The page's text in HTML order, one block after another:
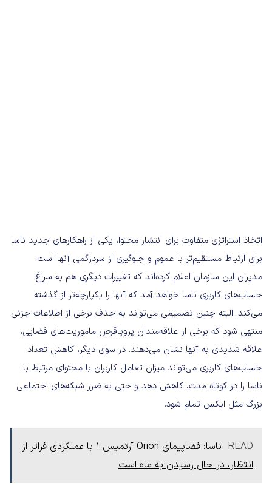
اتخاذ استراتژی متفاوت برای انتشار محتوا، یکی از راهکارهای جدید ناسا
برای ارتباط مستقیم‌تر با عموم و جلوگیری از سردرگمی آنها است.
مدیران این سازمان اعلام کرده‌اند که تغییرات دیگری هم به سراغ
حساب‌های کاربری ناسا خواهد آمد که آنها را یکپارچه‌تر از گذشته
می‌کند. البته چنین تصمیمی می‌تواند به حذف برخی از اطلاعات جزئی
منتهی شود که برخی از علاقه‌مندان پروپاقرص ماموریت‌های فضایی،
علاقه شدیدی به آنها نشان می‌دهند. در سوی دیگر، کاهش تعداد
حساب‌های کاربری می‌تواند میزان تعامل کاربران با محتوای مرتبط با
ناسا را در کوتاه مدت، کاهش دهد و حتی به ضرر شبکه‌های اجتماعی
بزرگ مثل ایکس تمام شود.
READ
ناسا: فضاپیمای Orion آرتمیس 1 با عملکردی فراتر از
انتظار، در حال رسیدن به ماه است